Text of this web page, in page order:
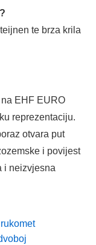
te brza krila
na EHF EURO
reprezentaciju.
otvara put
i povijest
i neizvjesna